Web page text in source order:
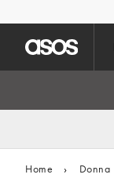
Home › Donna